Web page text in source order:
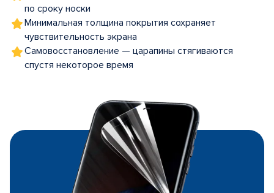
по сроку носки
Минимальная толщина покрытия сохраняет
чувствительность экрана
Самовосстановление — царапины стягиваются
спустя некоторое время